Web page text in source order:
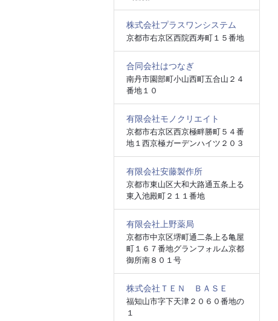
株式会社プラスワンシステム
京都市右京区西院西寿町１５番地
合同会社はつなぎ
南丹市園部町小山西町五合山２４
番地１０
有限会社モノクリエイト
京都市右京区西京極畔勝町５４番
地１西京極ガーデンハイツ２０３
有限会社安藤製作所
京都市東山区大和大路通五条上る
東入池殿町２１１番地
有限会社上野薬局
京都市中京区堺町通二条上る亀屋
町１６７番地グランフォルム京都
御所南８０１号
株式会社ＴＥＮ ＢＡＳＥ
福知山市字下天津２０６０番地の
１